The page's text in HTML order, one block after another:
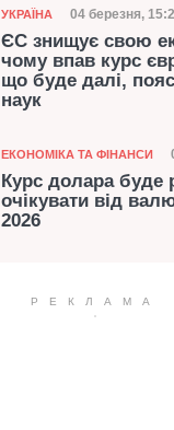
Категорія
УКРАЇНА Дата
04 березня,
ЄС знищує свою
чому впав курс
що буде далі,
наук
Категорія
ЕКОНОМІКА ТА ФІНАНСИ
Курс долара буде
очікувати від
2026